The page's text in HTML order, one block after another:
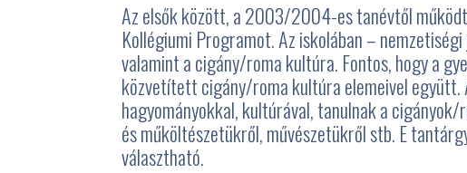
Az elsők között, a 2003/2004-es tanévtől
Kollégiumi Programot. Az iskolában –
valamint a cigány/roma kultúra. Fontos, hogy a
közvetített cigány/roma kultúra elemeivel együtt.
hagyományokkal, kultúrával, tanulnak a
és műköltészetükről, művészetükről stb. E
választható.